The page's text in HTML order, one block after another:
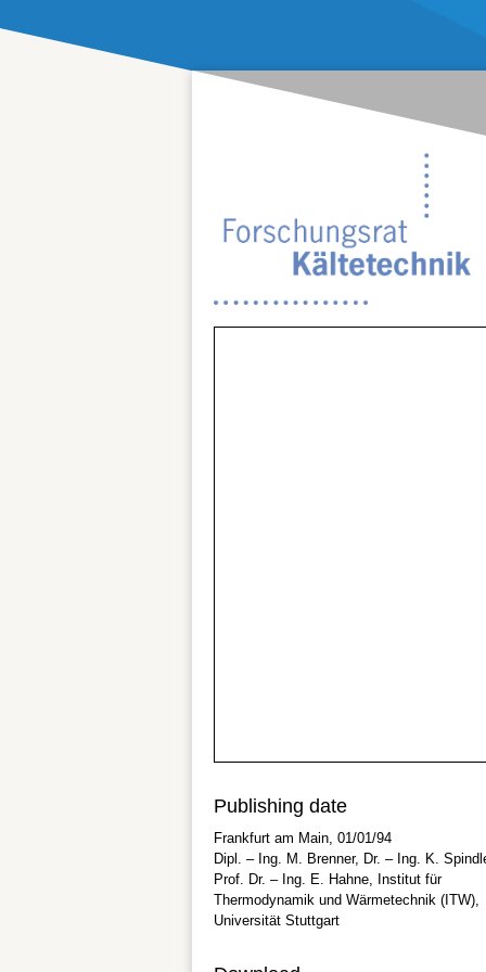
Publishing date
Frankfurt am Main, 01/01/94
Dipl. – Ing. M. Brenner, Dr. – Ing. K.
Prof. Dr. – Ing. E. Hahne, Institut für
Thermodynamik und Wärmetechnik (ITW),
Universität Stuttgart